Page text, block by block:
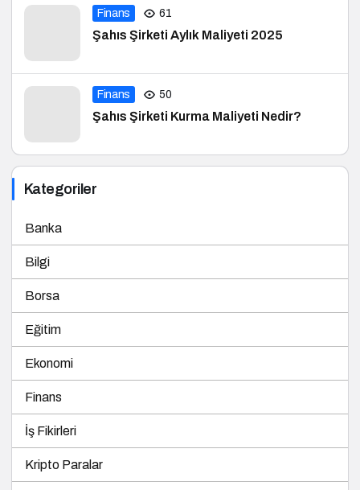
Finans 61
Şahıs Şirketi Aylık Maliyeti 2025
Finans 50
Şahıs Şirketi Kurma Maliyeti Nedir?
Kategoriler
Banka
Bilgi
Borsa
Eğitim
Ekonomi
Finans
İş Fikirleri
Kripto Paralar